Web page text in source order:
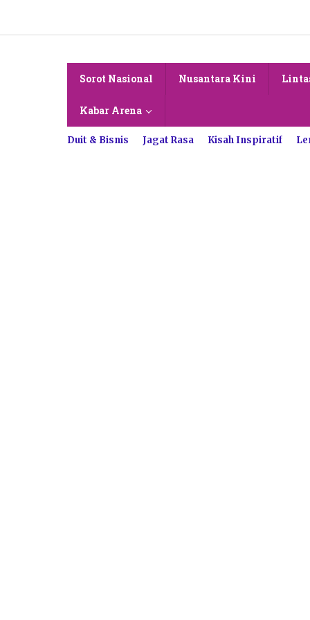
konten
Sorot Nasional Nusantara Kini
Kabar Arena
Duit & Bisnis Jagat Rasa Kisah Inspiratif